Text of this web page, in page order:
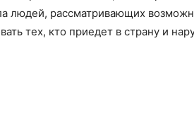
людей, рассматривающих
тех, кто приедет в страну и